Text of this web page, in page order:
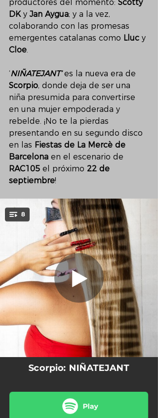
productores del momento: Scotty
DK y Jan Aygua; y a la vez,
colaborando con las promesas
emergentes catalanas como Lluc y
Cloe.
‘NIÑATEJANT’ es la nueva era de
Scorpio, donde deja de ser una
niña presumida para convertirse
en una mujer empoderada y
rebelde. ¡No te la pierdas
presentando en su segundo disco
en las Fiestas de La Mercè de
Barcelona en el escenario de
RAC105 el próximo 22 de
septiembre!